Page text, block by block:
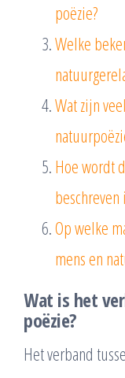
poëzie?
Welke
Wat zijn
Hoe wordt
Op welke
mens en
Wat is het
poëzie?
Het verband